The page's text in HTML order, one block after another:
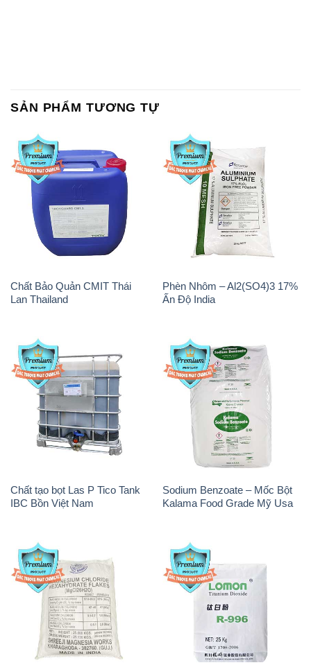
SẢN PHẨM TƯƠNG TỰ
Chất Bảo Quản CMIT Thái
Lan Thailand
Phèn Nhôm – Al2(SO4)3 17%
Ấn Độ India
Chất tạo bọt Las P Tico Tank
IBC Bồn Việt Nam
Sodium Benzoate – Mốc Bột
Kalama Food Grade Mỹ Usa